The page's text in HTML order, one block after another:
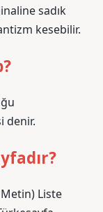
sadık
kesebilir.
denir.
Liste